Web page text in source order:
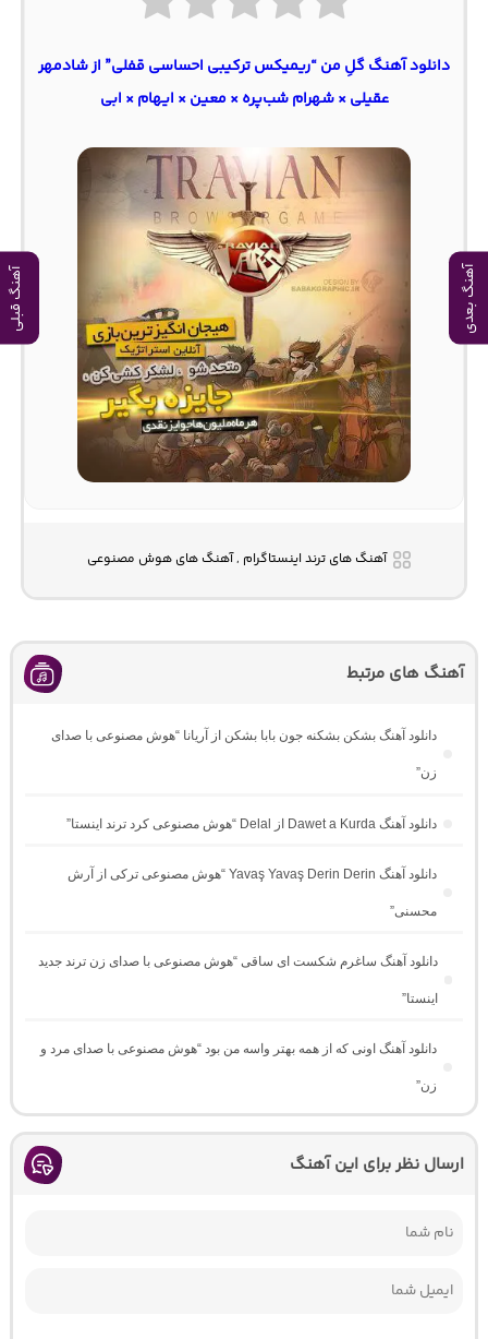
آهنگ بعدی آهنگ قبلی
دانلود آهنگ گلِ من “ریمیکس ترکیبی احساسی قفلی” از شادمهر
عقیلی × شهرام شب‌پره × معین × ایهام × ابی
آهنگ های ترند اینستاگرام , آهنگ های هوش مصنوعی
آهنگ های مرتبط
دانلود آهنگ بشکن بشکنه جون بابا بشکن از آریانا “هوش مصنوعی با صدای
زن”
دانلود آهنگ Dawet a Kurda از Delal “هوش مصنوعی کرد ترند اینستا”
دانلود آهنگ Yavaş Yavaş Derin Derin “هوش مصنوعی ترکی از آرش
محسنی”
دانلود آهنگ ساغرم شکست ای ساقی “هوش مصنوعی با صدای زن ترند جدید
اینستا”
دانلود آهنگ اونی که از همه بهتر واسه من بود “هوش مصنوعی با صدای مرد و
زن”
ارسال نظر برای این آهنگ